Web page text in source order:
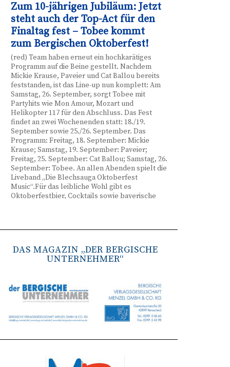
Zum 10-jährigen Jubiläum: Jetzt
steht auch der Top-Act für den
Finaltag fest – Tobee kommt
zum Bergischen Oktoberfest!
(red) Team haben erneut ein hochkarätiges
Programm auf die Beine gestellt. Nachdem
Mickie Krause, Paveier und Cat Ballou bereits
feststanden, ist das Line-up nun komplett: Am
Samstag, 26. September, sorgt Tobee mit
Partyhits wie Mon Amour, Mozart und
Helikopter 117 für den Abschluss. Das Fest
findet an zwei Wochenenden statt: 18./19.
September sowie 25./26. September. Das
Programm: Freitag, 18. September: Mickie
Krause; Samstag, 19. September: Paveier;
Freitag, 25. September: Cat Ballou; Samstag, 26.
September: Tobee. An allen Abenden spielt die
Liveband „Die Blechsauga Oktoberfest
Music“.Für das leibliche Wohl gibt es
Oktoberfestbier, Cocktails sowie bayerische
www.bergisches-oktoberfest.de sowie über die
Remscheid stärkt Krisenvorsorge
Remscheid trainieren Krisenstabsarbeit am
Institut der Feuerwehr NRW in Münster.
Wie funktioniert die Zusammenarbeit im
Krisenfall? Welche Entscheidungen müssen
unter Zeitdruck getroffen werden? Und wie
bestmöglich geschützt werden? Mit diesen und
Mitarbeitende der Stadt Remscheid Ende Juni in
DAS MAGAZIN „DER BERGISCHE
UNTERNEHMER“